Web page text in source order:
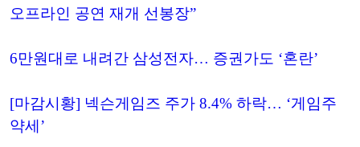
오프라인 공연 재개 선봉장”
6만원대로 내려간 삼성전자… 증권가도 ‘혼란’
[마감시황] 넥슨게임즈 주가 8.4% 하락… ‘게임주
약세’